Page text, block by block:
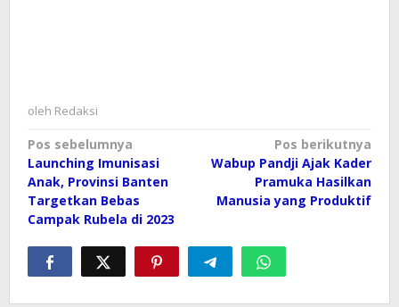
oleh Redaksi
Navigasi
pos
Pos sebelumnya
Launching Imunisasi
Anak, Provinsi Banten
Targetkan Bebas
Campak Rubela di 2023
Pos berikutnya
Wabup Pandji Ajak Kader
Pramuka Hasilkan
Manusia yang Produktif